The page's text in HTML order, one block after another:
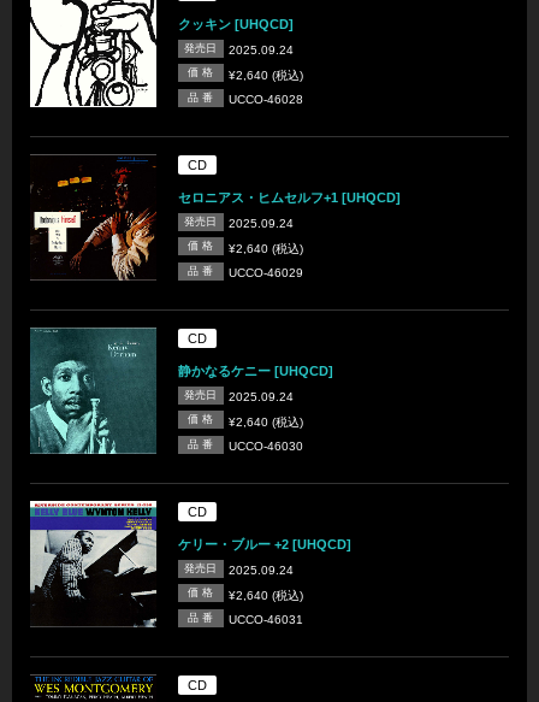
クッキン [UHQCD]
発売日 2025.09.24
価 格 ¥2,640 (税込)
品 番 UCCO-46028
CD
セロニアス・ヒムセルフ+1 [UHQCD]
発売日 2025.09.24
価 格 ¥2,640 (税込)
品 番 UCCO-46029
CD
静かなるケニー [UHQCD]
発売日 2025.09.24
価 格 ¥2,640 (税込)
品 番 UCCO-46030
CD
ケリー・ブルー +2 [UHQCD]
発売日 2025.09.24
価 格 ¥2,640 (税込)
品 番 UCCO-46031
CD